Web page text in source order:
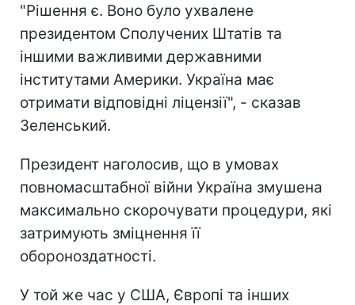
"Рішення є. Воно було ухвалене
президентом Сполучених Штатів та
іншими важливими державними
інститутами Америки. Україна має
отримати відповідні ліцензії", - сказав
Зеленський.
Президент наголосив, що в умовах
повномасштабної війни Україна змушена
максимально скорочувати процедури, які
затримують зміцнення її
обороноздатності.
У той же час у США, Європі та інших